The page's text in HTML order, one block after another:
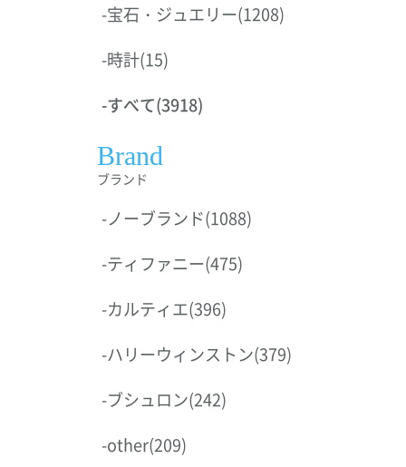
-宝石・ジュエリー(1208)
-時計(15)
-すべて(3918)
Brand
ブランド
-ノーブランド(1088)
-ティファニー(475)
-カルティエ(396)
-ハリーウィンストン(379)
-ブシュロン(242)
-other(209)